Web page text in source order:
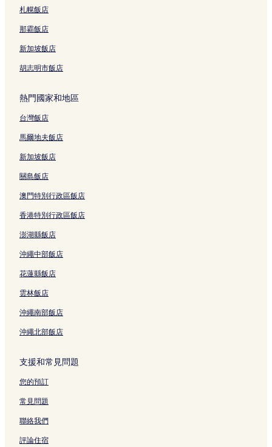
札幌飯店
那霸飯店
新加坡飯店
胡志明市飯店
熱門國家和地區
台灣飯店
馬爾地夫飯店
新加坡飯店
關島飯店
澳門特別行政區飯店
香港特別行政區飯店
澎湖縣飯店
沖繩中部飯店
花蓮縣飯店
雲林飯店
沖繩南部飯店
沖繩北部飯店
支援和常見問題
您的預訂
常見問題
聯絡我們
評論住宿